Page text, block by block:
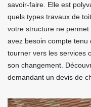
savoir-faire. Elle est
quels types travaux de
votre structure ne
avez besoin compte
tourner vers les services
son changement.
demandant un devis de